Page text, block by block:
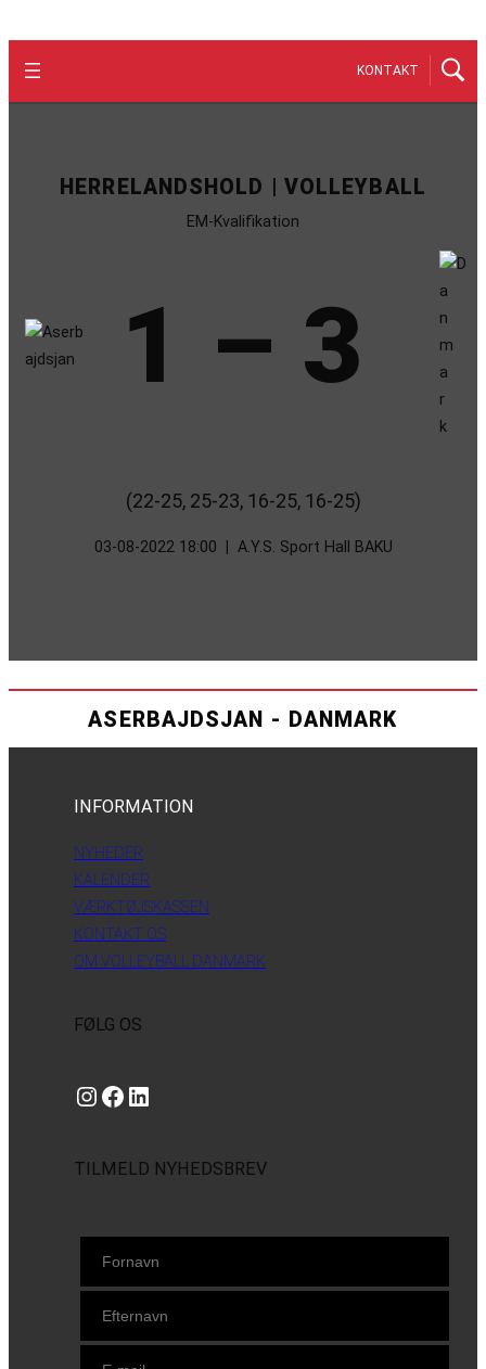
KONTAKT
HERRELANDSHOLD | VOLLEYBALL
EM-Kvalifikation
1 – 3
(22-25, 25-23, 16-25, 16-25)
03-08-2022 18:00 A.Y.S. Sport Hall BAKU
ASERBAJDSJAN - DANMARK
INFORMATION
NYHEDER
KALENDER
VÆRKTØJSKASSEN
KONTAKT OS
OM VOLLEYBALL DANMARK
FØLG OS
Instagram https://www.facebook.com/danishbeachvolleytour LinkedIn
TILMELD NYHEDSBREV